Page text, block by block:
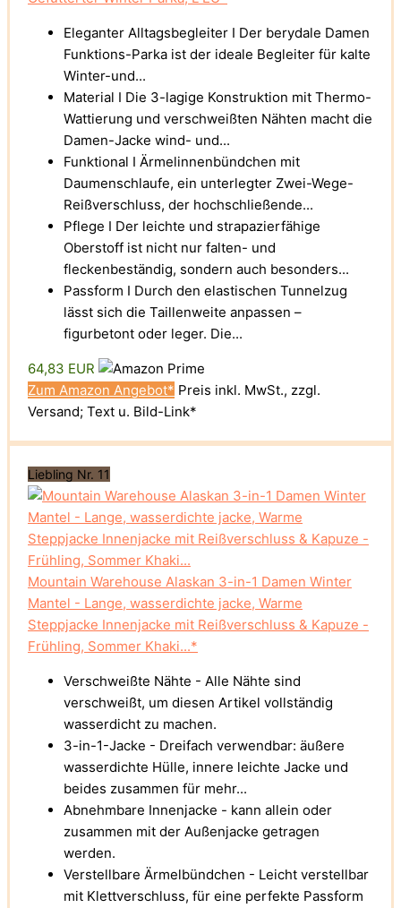
Eleganter Alltagsbegleiter I Der berydale Damen
Funktions-Parka ist der ideale Begleiter für kalte
Winter-und...
Material I Die 3-lagige Konstruktion mit Thermo-
Wattierung und verschweißten Nähten macht die
Damen-Jacke wind- und...
Funktional I Ärmelinnenbündchen mit
Daumenschlaufe, ein unterlegter Zwei-Wege-
Reißverschluss, der hochschließende...
Pflege I Der leichte und strapazierfähige
Oberstoff ist nicht nur falten- und
fleckenbeständig, sondern auch besonders...
Passform I Durch den elastischen Tunnelzug
lässt sich die Taillenweite anpassen –
figurbetont oder leger. Die...
64,83 EUR
Zum Amazon Angebot* Preis inkl. MwSt., zzgl.
Versand; Text u. Bild-Link*
Liebling Nr. 11
Mountain Warehouse Alaskan 3-in-1 Damen Winter
Mantel - Lange, wasserdichte jacke, Warme
Steppjacke Innenjacke mit Reißverschluss & Kapuze -
Frühling, Sommer Khaki...*
Verschweißte Nähte - Alle Nähte sind
verschweißt, um diesen Artikel vollständig
wasserdicht zu machen.
3-in-1-Jacke - Dreifach verwendbar: äußere
wasserdichte Hülle, innere leichte Jacke und
beides zusammen für mehr...
Abnehmbare Innenjacke - kann allein oder
zusammen mit der Außenjacke getragen
werden.
Verstellbare Ärmelbündchen - Leicht verstellbar
mit Klettverschluss, für eine perfekte Passform